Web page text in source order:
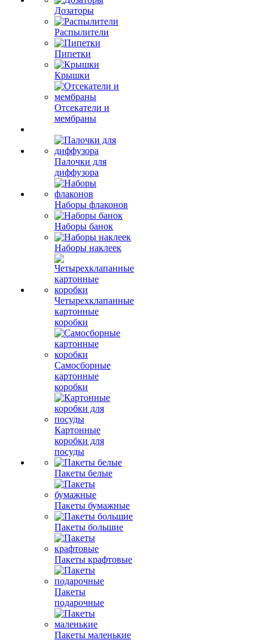
Дозаторы
Распылители
Пипетки
Крышки
Отсекатели и
мембраны
Палочки для
диффузора
Наборы флаконов
Наборы банок
Наборы наклеек
Четырехклапанные
картонные
коробки
Самосборные
картонные
коробки
Картонные
коробки для
посуды
Пакеты белые
Пакеты бумажные
Пакеты большие
Пакеты крафтовые
Пакеты
подарочные
Пакеты маленькие